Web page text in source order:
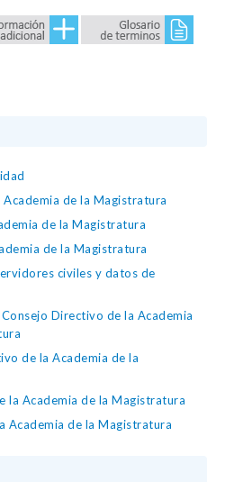
de la Magistratura
de la Magistratura
de la Magistratura
civiles y datos de
Directivo de la Academia
de la Academia de la
la Academia de la Magistratura
Academia de la Magistratura